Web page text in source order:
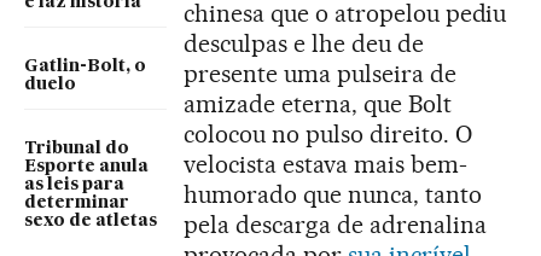
Gatlin-Bolt, o
duelo
Tribunal do
Esporte anula
as leis para
determinar
sexo de atletas
chinesa que o atropelou pediu
desculpas e lhe deu de
presente uma pulseira de
amizade eterna, que Bolt
colocou no pulso direito. O
velocista estava mais bem-
humorado que nunca, tanto
pela descarga de adrenalina